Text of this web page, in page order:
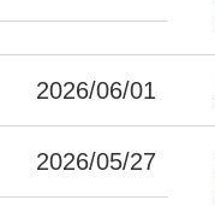
2026/06/01
2026/05/27